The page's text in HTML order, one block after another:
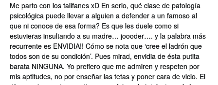
Me parto con los talifanes xD En serio, qué clase de patologí­a
psicológica puede llevar a alguien a defender a un famoso al
que ni conoce de esa forma? Es que les duele como si
estuvieras insultando a su madre… joooder…. y la palabra más
recurrente es ENVIDIA!! Cómo se nota que ‘cree el ladrón que
todos son de su condición’. Pues mirad, envidia de ésta putita
barata NINGUNA. Yo prefiero que me admiren y respeten por
mis aptitudes, no por enseñar las tetas y poner cara de vicio. El